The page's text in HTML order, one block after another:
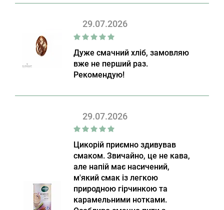
29.07.2026
Дуже смачний хліб, замовляю
вже не перший раз.
Рекомендую!
29.07.2026
Цикорій приємно здивував
смаком. Звичайно, це не кава,
але напій має насичений,
м'який смак із легкою
природною гірчинкою та
карамельними нотками.